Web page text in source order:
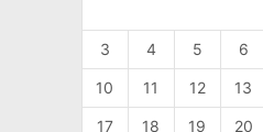
3 4 5 6
10 11 12 13
17 18 19 20